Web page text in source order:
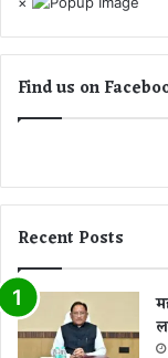
Find us on
Recent Posts